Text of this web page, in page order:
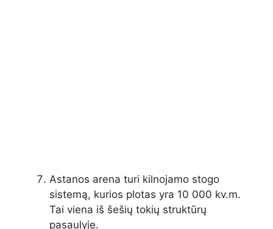
Astanos arena turi kilnojamo stogo
sistemą, kurios plotas yra 10 000 kv.m.
Tai viena iš šešių tokių struktūrų
pasaulyje.